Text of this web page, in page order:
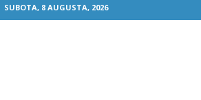
SUBOTA, 8 AUGUSTA, 2026